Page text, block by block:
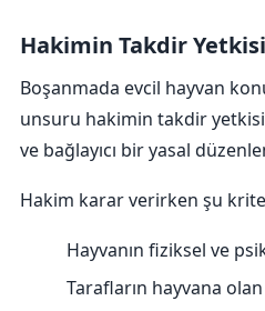
Hakimin Takdir
Boşanmada evcil hayvan
unsuru hakimin takdir
ve bağlayıcı bir yasal
Hakim karar verirken şu
Hayvanın fiziksel ve
Tarafların hayvana